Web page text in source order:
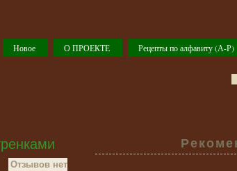
Новое О ПРОЕКТЕ Рецепты по алфавиту (А-Р)
Отзывов нет